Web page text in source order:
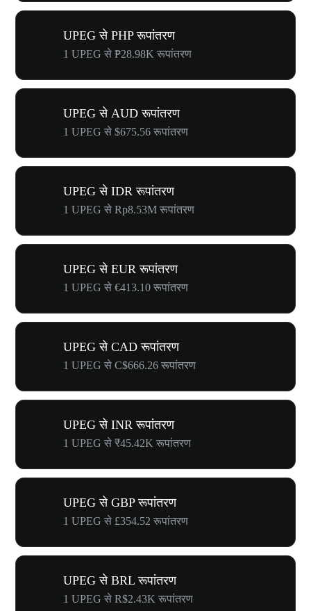
UPEG से PHP रूपांतरण
1 UPEG से ₱28.98K रूपांतरण
UPEG से AUD रूपांतरण
1 UPEG से $675.56 रूपांतरण
UPEG से IDR रूपांतरण
1 UPEG से Rp8.53M रूपांतरण
UPEG से EUR रूपांतरण
1 UPEG से €413.10 रूपांतरण
UPEG से CAD रूपांतरण
1 UPEG से C$666.26 रूपांतरण
UPEG से INR रूपांतरण
1 UPEG से ₹45.42K रूपांतरण
UPEG से GBP रूपांतरण
1 UPEG से £354.52 रूपांतरण
UPEG से BRL रूपांतरण
1 UPEG से R$2.43K रूपांतरण